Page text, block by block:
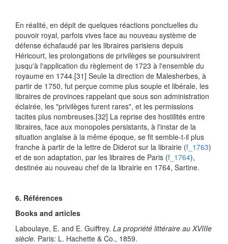
En réalité, en dépit de quelques réactions ponctuelles du
pouvoir royal, parfois vives face au nouveau système de
défense échafaudé par les libraires parisiens depuis
Héricourt, les prolongations de privilèges se poursuivirent
jusqu'à l'application du règlement de 1723 à l'ensemble du
royaume en 1744.[31] Seule la direction de Malesherbes, à
partir de 1750, fut perçue comme plus souple et libérale, les
libraires de provinces rappelant que sous son administration
éclairée, les "privilèges furent rares", et les permissions
tacites plus nombreuses.[32] La reprise des hostilités entre
libraires, face aux monopoles persistants, à l'instar de la
situation anglaise à la même époque, se fit semble-t-il plus
franche à partir de la lettre de Diderot sur la librairie (f_1763)
et de son adaptation, par les libraires de Paris (f_1764),
destinée au nouveau chef de la librairie en 1764, Sartine.
6. Références
Books and articles
Laboulaye, E. and E. Guiffrey. La propriété littéraire au XVIIIe
siècle. Paris: L. Hachette & Co., 1859.